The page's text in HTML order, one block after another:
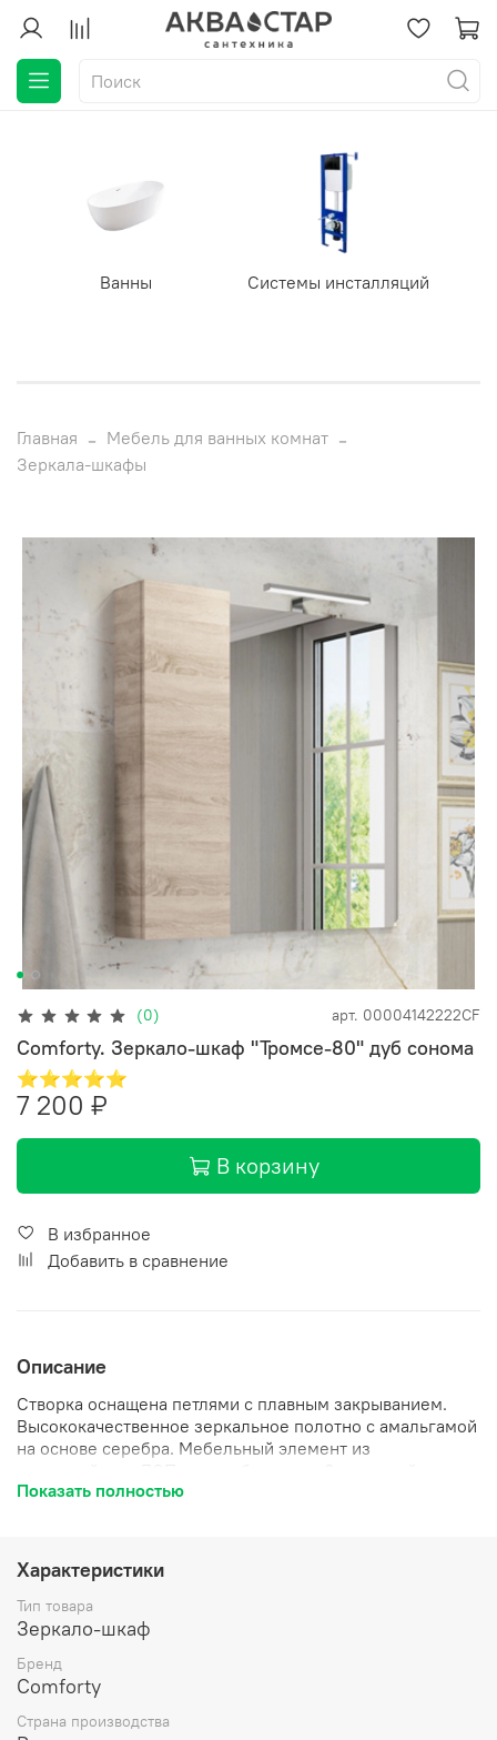
Ванны Системы инсталляций
Главная
Мебель для ванных комнат
Зеркала-шкафы
(0) арт. 00004142222CF
Comforty. Зеркало-шкаф "Тромсе-80" дуб сонома
⭐⭐⭐⭐⭐
7 200 ₽
В корзину
В избранное
Добавить в сравнение
Описание
Створка оснащена петлями с плавным закрыванием.
Высококачественное зеркальное полотно с амальгамой
на основе серебра. Мебельный элемент из
дополнительные полки. Зеркало-шкаф универсальное,
Цвет: Дуб сонома Габариты (ШхВхГ): 800*800*150 мм
Инструкция для мебели для ванных комнат COMFORTY
Показать полностью
Характеристики
Тип товара
Зеркало-шкаф
Бренд
Comforty
Страна производства